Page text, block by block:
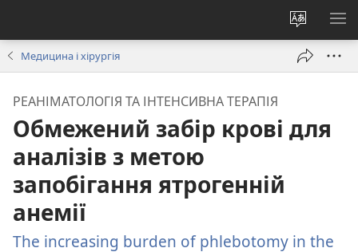
Змінити
мову
сайту
Медицина і хірургія
РЕАНІМАТОЛОГІЯ ТА ІНТЕНСИВНА ТЕРАПІЯ
Обмежений забір крові для
аналізів з метою
запобігання ятрогенній
анемії
The increasing burden of phlebotomy in the